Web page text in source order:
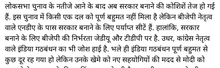
लोकसभा चुनाव के नतीजे आने के बाद अब सरकार बनाने की कोशिशें तेज हो गई
हैं. इस चुनाव में किसी एक दल को पूर्ण बहुमत नहीं मिला है लेकिन बीजेपी नेतृत्व
वाले एनडीए के पास सरकार बनाने के लिए पर्याप्त सीटें हैं. हालांकि, सरकार
बनाने के लिए बीजेपी की निर्भरता जेडीयू और टीडीपी पर है. उधर, कांग्रेस नेतृत्व
वाले इंडिया गठबंधन का भी जोश हाई है. भले ही इंडिया गठबंधन पूर्ण बहुमत से
कुछ दूर रह गया हो लेकिन उनके खेमे को नए सहयोगियों की मदद से मोदी को